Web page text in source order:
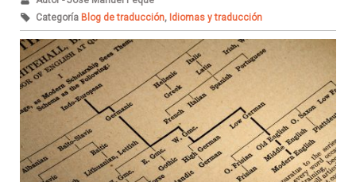
Categoría Blog de traducción, Idiomas y traducción